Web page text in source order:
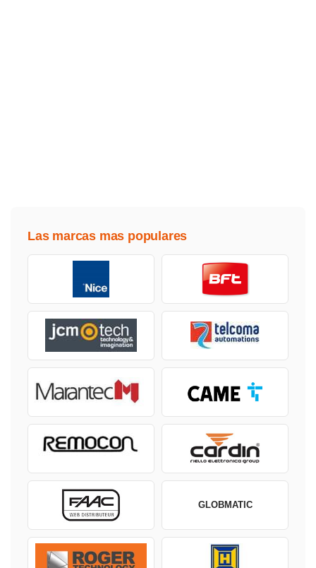
Las marcas mas populares
GLOBMATIC